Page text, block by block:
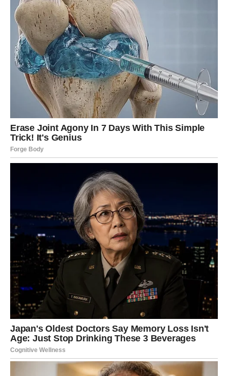
Osim toga, Marko Ivas je diplomirao na Pravnom fakultetu
u Kragujevcu, iako ga je strast prema novinarstvu odvela
u medije, gde je ostvario svoju profesionalnu karijeru.
Ova činjenica ukazuje na njegovu sposobnost da sagleda
svet iz različitih perspektiva, jer je temelj njegovog
novinarstva, pored činjenica, i sposobnost da razume i
analizira širi kontekst svake situacije. U isto vreme,
njegova sposobnost da bude pristupačan i komunikativan
sa publikom, a opet profesionalan i ozbiljan, čini ga
prepoznatljivim na javnoj sceni.
Društvene mreže igraju značajnu ulogu u njegovom
životu, a Ivas se na njima aktivno pojavljuje, deleći
svoje profesionalne projekte i angažmane. Kroz svoj
digitalni angažman, on ne samo da daje uvid u svoj
rad, već i direktno komunicira sa svojim pratiocima, što
doprinosi dodatnoj vidljivosti i
popularnosti.profesionalnog života i privatnog života
čini ga još autentičnijim u očima publike.